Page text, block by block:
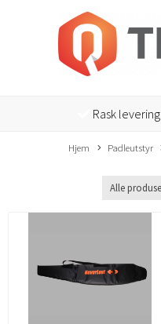
Rask levering
Hjem Padleutstyr